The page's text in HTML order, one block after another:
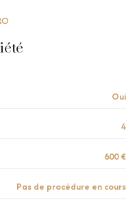
Oui
4
600 €
Pas de procédure en cours